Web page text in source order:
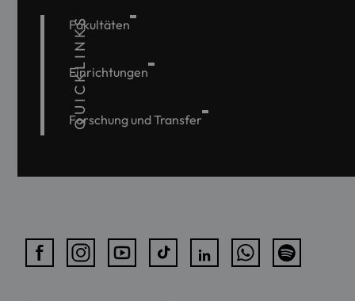
QUICKLINKS
Fakultäten
Einrichtungen
Forschung und Transfer